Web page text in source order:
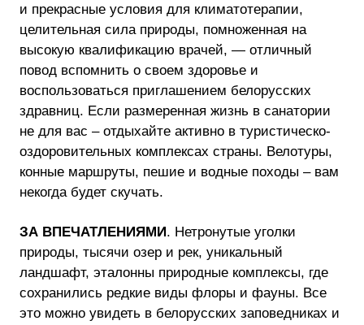
и прекрасные условия для климатотерапии,
целительная сила природы, помноженная на
высокую квалификацию врачей, — отличный
повод вспомнить о своем здоровье и
воспользоваться приглашением белорусских
здравниц. Если размеренная жизнь в санатории
не для вас – отдыхайте активно в туристическо-
оздоровительных комплексах страны. Велотуры,
конные маршруты, пешие и водные походы – вам
некогда будет скучать.
ЗА ВПЕЧАТЛЕНИЯМИ. Нетронутые уголки
природы, тысячи озер и рек, уникальный
ландшафт, эталонны природные комплексы, где
сохранились редкие виды флоры и фауны. Все
это можно увидеть в белорусских заповедниках и